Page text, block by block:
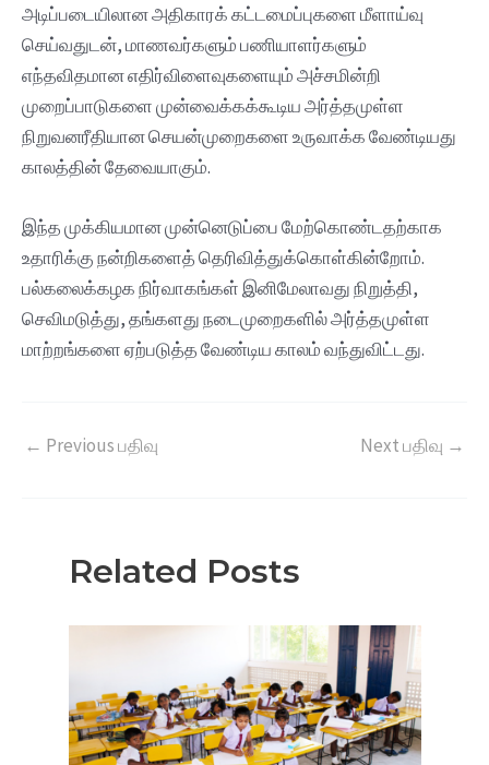
அடிப்படையிலான அதிகாரக் கட்டமைப்புகளை மீளாய்வு
செய்வதுடன், மாணவர்களும் பணியாளர்களும்
எந்தவிதமான எதிர்விளைவுகளையும் அச்சமின்றி
முறைப்பாடுகளை முன்வைக்கக்கூடிய அர்த்தமுள்ள
நிறுவனரீதியான செயன்முறைகளை உருவாக்க வேண்டியது
காலத்தின் தேவையாகும்.
இந்த முக்கியமான முன்னெடுப்பை மேற்கொண்டதற்காக
உதாரிக்கு நன்றிகளைத் தெரிவித்துக்கொள்கின்றோம்.
பல்கலைக்கழக நிர்வாகங்கள் இனிமேலாவது நிறுத்தி,
செவிமடுத்து, தங்களது நடைமுறைகளில் அர்த்தமுள்ள
மாற்றங்களை ஏற்படுத்த வேண்டிய காலம் வந்துவிட்டது.
← Previous பதிவு Next பதிவு →
Related Posts